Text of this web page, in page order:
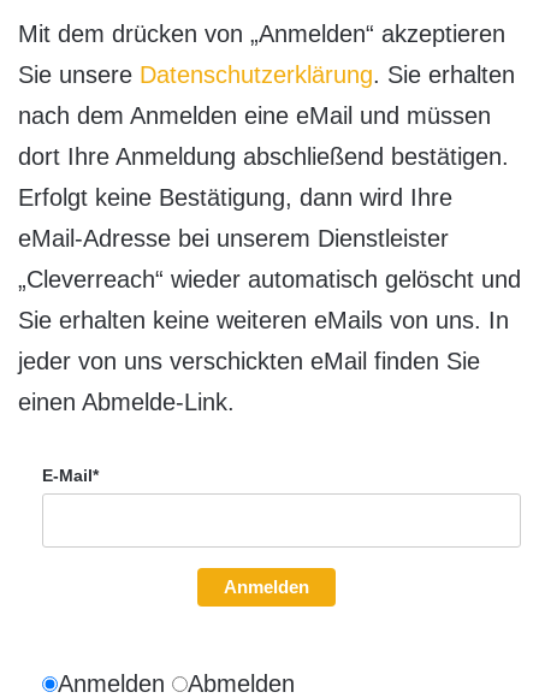
Mit dem drücken von „Anmelden“ akzeptieren
Sie unsere Datenschutzerklärung. Sie erhalten
nach dem Anmelden eine eMail und müssen
dort Ihre Anmeldung abschließend bestätigen.
Erfolgt keine Bestätigung, dann wird Ihre
eMail-Adresse bei unserem Dienstleister
„Cleverreach“ wieder automatisch gelöscht und
Sie erhalten keine weiteren eMails von uns. In
jeder von uns verschickten eMail finden Sie
einen Abmelde-Link.
E-Mail*
Anmelden
Anmelden Abmelden